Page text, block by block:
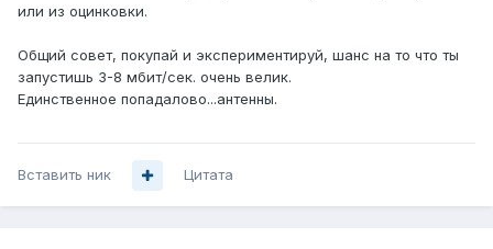
или из оцинковки.
Общий совет, покупай и экспериментируй, шанс на то что ты
запустишь 3-8 мбит/сек. очень велик.
Единственное попадалово...антенны.
Вставить ник Цитата